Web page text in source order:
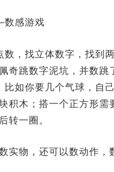
数感游戏
数，找立体数字，找到
奇跳数字泥坑，并数跳
比如你要几个气球，自
积木；搭一个正方形需
转一圈。
实物，还可以数动作，